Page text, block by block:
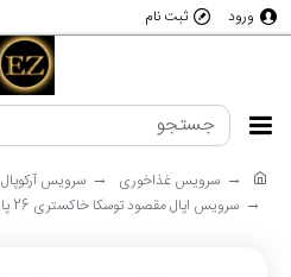
ورود ثبت نام
سرویس غذاخوری سرویس آرکوپال
سرویس اپال مقصود توسکا خاکستری 26 پارچه گرد